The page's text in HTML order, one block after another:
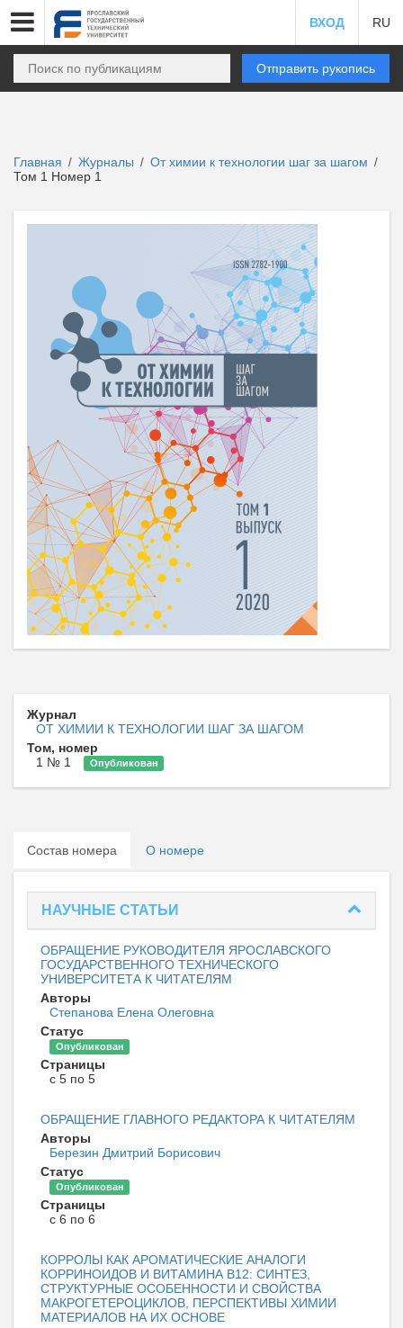
ВХОД RU
Отправить рукопись
Главная / Журналы / От химии к технологии шаг за шагом /
Том 1 Номер 1
Журнал
ОТ ХИМИИ К ТЕХНОЛОГИИ ШАГ ЗА ШАГОМ
Том, номер
1 № 1
Опубликован
Состав номера О номере
НАУЧНЫЕ СТАТЬИ
ОБРАЩЕНИЕ РУКОВОДИТЕЛЯ ЯРОСЛАВСКОГО
ГОСУДАРСТВЕННОГО ТЕХНИЧЕСКОГО
УНИВЕРСИТЕТА К ЧИТАТЕЛЯМ
Авторы
Степанова Елена Олеговна
Статус
Опубликован
Страницы
с 5 по 5
ОБРАЩЕНИЕ ГЛАВНОГО РЕДАКТОРА К ЧИТАТЕЛЯМ
Авторы
Березин Дмитрий Борисович
Статус
Опубликован
Страницы
с 6 по 6
КОРРОЛЫ КАК АРОМАТИЧЕСКИЕ АНАЛОГИ
КОРРИНОИДОВ И ВИТАМИНА B12: СИНТЕЗ,
СТРУКТУРНЫЕ ОСОБЕННОСТИ И СВОЙСТВА
МАКРОГЕТЕРОЦИКЛОВ, ПЕРСПЕКТИВЫ ХИМИИ
МАТЕРИАЛОВ НА ИХ ОСНОВЕ